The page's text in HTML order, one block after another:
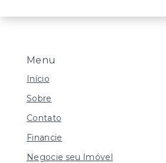
Menu
Início
Sobre
Contato
Financie
Negocie seu Imóvel